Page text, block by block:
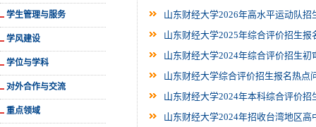
学生管理与服务
学风建设
学位与学科
对外合作与交流
重点领域
山东财经大学2026年高水平运动队招
山东财经大学2025年综合评价招生报
山东财经大学2024年综合评价招生
山东财经大学综合评价招生报名热点
山东财经大学2024年本科综合评价招
山东财经大学2024年招收台湾地区高